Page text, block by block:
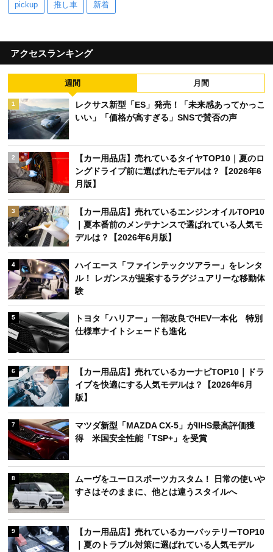
pickup 推し車 新着
アクセスランキング
週間 月間
1
レクサス新型「ES」発売！「未来感あってかっこ
いい」「価格が高すぎる」SNSで賛否の声
2
【カー用品店】売れているタイヤTOP10｜夏のロ
ングドライブ前に選ばれたモデルは？【2026年6
月版】
3
【カー用品店】売れているエンジンオイルTOP10
｜夏本番前のメンテナンスで選ばれている人気モ
デルは？【2026年6月版】
4
ハイエース「ファインテックツアラー」をレンタ
ル！ レガンスが提案するラグジュアリーな移動体
験
5
トヨタ「ハリアー」一部改良でHEV一本化 特別
仕様車ナイトシェードも進化
6
【カー用品店】売れているカーナビTOP10｜ドラ
イブを快適にする人気モデルは？【2026年6月
版】
7
マツダ新型「MAZDA CX-5」がIIHS最高評価獲
得 米国安全性能「TSP+」を受賞
8
ムーヴをユーロスポーツカスタム！ 日常の使いや
すさはそのままに、他とは違うスタイルへ
9
【カー用品店】売れているカーバッテリーTOP10
｜夏のトラブル対策に選ばれている人気モデル